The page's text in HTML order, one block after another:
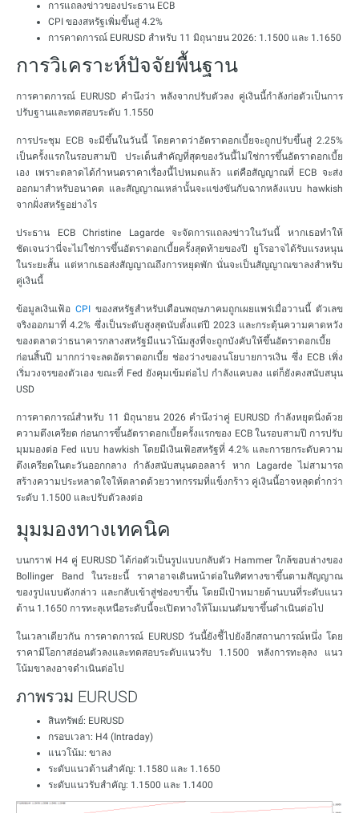
การแถลงข่าวของประธาน ECB
CPI ของสหรัฐเพิ่มขึ้นสู่ 4.2%
การคาดการณ์ EURUSD สำหรับ 11 มิถุนายน 2026: 1.1500 และ 1.1650
การวิเคราะห์ปัจจัยพื้นฐาน
การคาดการณ์ EURUSD คำนึงว่า หลังจากปรับตัวลง คู่เงินนี้กำลังก่อตัวเป็นการ
ปรับฐานและทดสอบระดับ 1.1550
การประชุม ECB จะมีขึ้นในวันนี้ โดยคาดว่าอัตราดอกเบี้ยจะถูกปรับขึ้นสู่ 2.25%
เป็นครั้งแรกในรอบสามปี ประเด็นสำคัญที่สุดของวันนี้ไม่ใช่การขึ้นอัตราดอกเบี้ย
เอง เพราะตลาดได้กำหนดราคาเรื่องนี้ไปหมดแล้ว แต่คือสัญญาณที่ ECB จะส่ง
ออกมาสำหรับอนาคต และสัญญาณเหล่านั้นจะแข่งขันกับฉากหลังแบบ hawkish
จากฝั่งสหรัฐอย่างไร
ประธาน ECB Christine Lagarde จะจัดการแถลงข่าวในวันนี้ หากเธอทำให้
ชัดเจนว่านี่จะไม่ใช่การขึ้นอัตราดอกเบี้ยครั้งสุดท้ายของปี ยูโรอาจได้รับแรงหนุน
ในระยะสั้น แต่หากเธอส่งสัญญาณถึงการหยุดพัก นั่นจะเป็นสัญญาณขาลงสำหรับ
คู่เงินนี้
ข้อมูลเงินเฟ้อ CPI ของสหรัฐสำหรับเดือนพฤษภาคมถูกเผยแพร่เมื่อวานนี้ ตัวเลข
จริงออกมาที่ 4.2% ซึ่งเป็นระดับสูงสุดนับตั้งแต่ปี 2023 และกระตุ้นความคาดหวัง
ของตลาดว่าธนาคารกลางสหรัฐมีแนวโน้มสูงที่จะถูกบังคับให้ขึ้นอัตราดอกเบี้ย
ก่อนสิ้นปี มากกว่าจะลดอัตราดอกเบี้ย ช่องว่างของนโยบายการเงิน ซึ่ง ECB เพิ่ง
เริ่มวงจรของตัวเอง ขณะที่ Fed ยังคุมเข้มต่อไป กำลังแคบลง แต่ก็ยังคงสนับสนุน
USD
การคาดการณ์สำหรับ 11 มิถุนายน 2026 คำนึงว่าคู่ EURUSD กำลังหยุดนิ่งด้วย
ความตึงเครียด ก่อนการขึ้นอัตราดอกเบี้ยครั้งแรกของ ECB ในรอบสามปี การปรับ
มุมมองต่อ Fed แบบ hawkish โดยมีเงินเฟ้อสหรัฐที่ 4.2% และการยกระดับความ
ตึงเครียดในตะวันออกกลาง กำลังสนับสนุนดอลลาร์ หาก Lagarde ไม่สามารถ
สร้างความประหลาดใจให้ตลาดด้วยวาทกรรมที่แข็งกร้าว คู่เงินนี้อาจหลุดต่ำกว่า
ระดับ 1.1500 และปรับตัวลงต่อ
มุมมองทางเทคนิค
บนกราฟ H4 คู่ EURUSD ได้ก่อตัวเป็นรูปแบบกลับตัว Hammer ใกล้ขอบล่างของ
Bollinger Band ในระยะนี้ ราคาอาจเดินหน้าต่อในทิศทางขาขึ้นตามสัญญาณ
ของรูปแบบดังกล่าว และกลับเข้าสู่ช่องขาขึ้น โดยมีเป้าหมายด้านบนที่ระดับแนว
ต้าน 1.1650 การทะลุเหนือระดับนี้จะเปิดทางให้โมเมนตัมขาขึ้นดำเนินต่อไป
ในเวลาเดียวกัน การคาดการณ์ EURUSD วันนี้ยังชี้ไปยังอีกสถานการณ์หนึ่ง โดย
ราคามีโอกาสอ่อนตัวลงและทดสอบระดับแนวรับ 1.1500 หลังการทะลุลง แนว
โน้มขาลงอาจดำเนินต่อไป
ภาพรวม EURUSD
สินทรัพย์: EURUSD
กรอบเวลา: H4 (Intraday)
แนวโน้ม: ขาลง
ระดับแนวต้านสำคัญ: 1.1580 และ 1.1650
ระดับแนวรับสำคัญ: 1.1500 และ 1.1400